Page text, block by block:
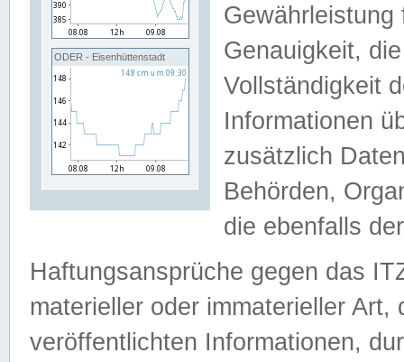
ODER - Eisenhüttenstadt
Genauigkeit,
Vollständigkeit
Informationen
zusätzlich
Behörden,
die ebenfalls
Haftungsansprüche gegen das
materieller oder immaterieller
veröffentlichten Informationen,